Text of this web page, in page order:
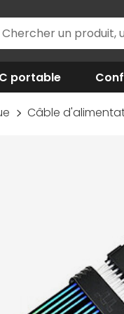
portable
Câble